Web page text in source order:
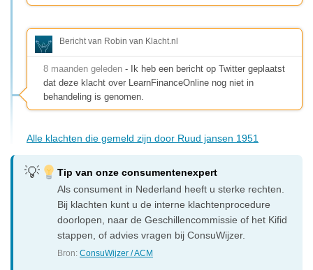
Bericht van Robin van Klacht.nl
8 maanden geleden - Ik heb een bericht op Twitter geplaatst
dat deze klacht over LearnFinanceOnline nog niet in
behandeling is genomen.
Alle klachten die gemeld zijn door Ruud jansen 1951
Tip van onze consumentenexpert
Als consument in Nederland heeft u sterke rechten.
Bij klachten kunt u de interne klachtenprocedure
doorlopen, naar de Geschillencommissie of het Kifid
stappen, of advies vragen bij ConsuWijzer.
Bron:ConsuWijzer / ACM